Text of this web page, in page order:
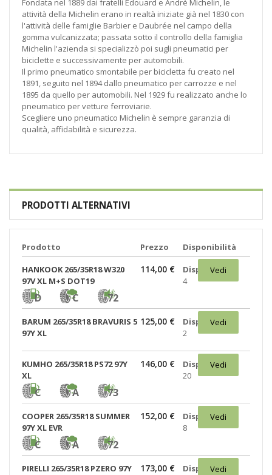
Fondata nel 1889 dai fratelli Édouard e André Michelin, le
attività della Michelin erano in realtà iniziate già nel 1830 con
l'attività delle famiglie Barbier e Daubrée nel campo della
gomma vulcanizzata; passata sotto il controllo della famiglia
Michelin l'azienda si specializzò poi sugli pneumatici per
biciclette e successivamente per automobili.
Il primo pneumatico smontabile per bicicletta fu creato nel
1891, seguito nel 1894 dallo pneumatico per carrozze e nel
1895 da quello per automobili. Nel 1929 fu realizzato anche lo
pneumatico per vetture ferroviarie.
Scegliere uno pneumatico Michelin è sempre garanzia di
qualità, affidabilità e sicurezza.
PRODOTTI ALTERNATIVI
Prodotto Prezzo Disponibilità
HANKOOK 265/35R18 W320
97V XL M+S DOT19
D C 72
114,00 €
Disponibili:
4
Vedi
BARUM 265/35R18 BRAVURIS 5
97Y XL
125,00 €
Disponibili:
2
Vedi
KUMHO 265/35R18 PS72 97Y
XL
C A 73
146,00 €
Disponibili:
20
Vedi
COOPER 265/35R18 SUMMER
97Y XL EVR
C A 72
152,00 €
Disponibili:
8
Vedi
PIRELLI 265/35R18 PZERO 97Y
173,00 €
Disponibili:
Vedi